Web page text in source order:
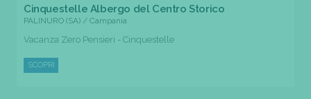
Cinquestelle Albergo del Centro Storico
PALINURO (SA) / Campania
Vacanza Zero Pensieri - Cinquestelle
SCOPRI